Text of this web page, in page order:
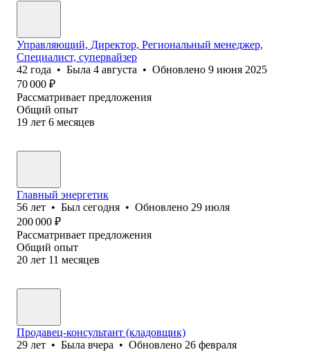
Управляющий, Директор, Региональный менеджер,
Специалист, супервайзер
42 года • Была 4 августа • Обновлено 9 июня 2025
70 000 ₽
Рассматривает предложения
Общий опыт
19 лет 6 месяцев
Главный энергетик
56 лет • Был сегодня • Обновлено 29 июля
200 000 ₽
Рассматривает предложения
Общий опыт
20 лет 11 месяцев
Продавец-консультант (кладовщик)
29 лет • Была вчера • Обновлено 26 февраля